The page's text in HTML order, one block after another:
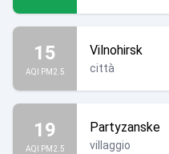
15
AQI PM2.5
Vilnohirsk
città
19
AQI PM2.5
Partyzanske
villaggio